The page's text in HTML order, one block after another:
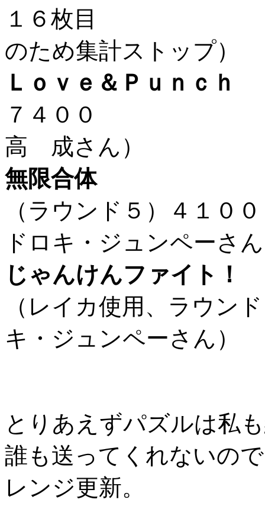
１６枚
のため集計ストップ）
Ｌｏｖｅ＆Ｐｕｎｃｈ
７４
高 成さん）
無限合体
（ラウンド
ドロキ・ジュンペーさ
じゃんけんファイト！
（レイカ使用、ラウン
キ・ジュンペーさん）
とりあえずパズルは私
誰も送ってくれないの
レンジ更新。